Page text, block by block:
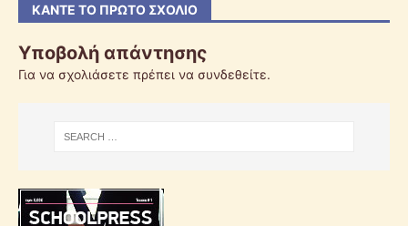
ΚΆΝΤΕ ΤΟ ΠΡΏΤΟ ΣΧΌΛΙΟ
Υποβολή απάντησης
Για να σχολιάσετε πρέπει να συνδεθείτε.